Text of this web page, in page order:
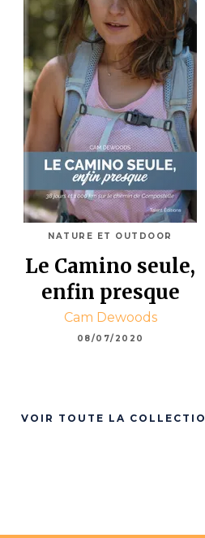
NATURE ET OUTDOOR
Le Camino seule,
enfin presque
Cam Dewoods
08/07/2020
VOIR TOUTE LA